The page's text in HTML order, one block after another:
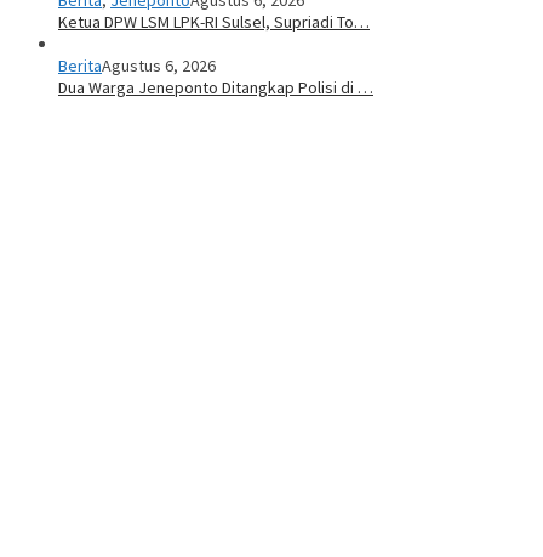
Ketua DPW LSM LPK-RI Sulsel, Supriadi To…
BeritaAgustus 6, 2026
Dua Warga Jeneponto Ditangkap Polisi di …